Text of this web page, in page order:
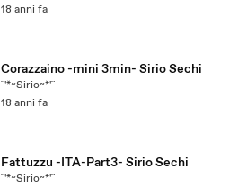
18 anni fa
Corazzaino -mini 3min- Sirio Sechi
¨'*~Sirio~*'¨
18 anni fa
Fattuzzu -ITA-Part3- Sirio Sechi
¨'*~Sirio~*'¨